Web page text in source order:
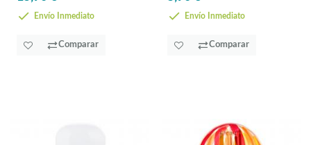
Envío Inmediato
Comparar
Envío Inmediato
Comparar